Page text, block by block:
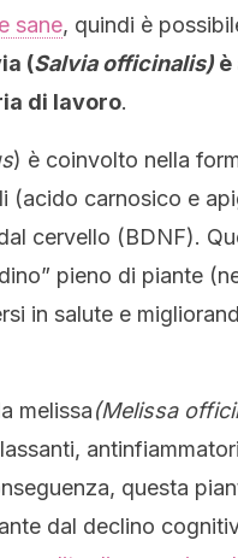
sane, quindi è
(Salvia officinalis) è
di lavoro.
) è coinvolto nella
(acido carnosico e
cervello (BDNF).
pieno di piante
in salute e
melissa(Melissa
questa
dal declino